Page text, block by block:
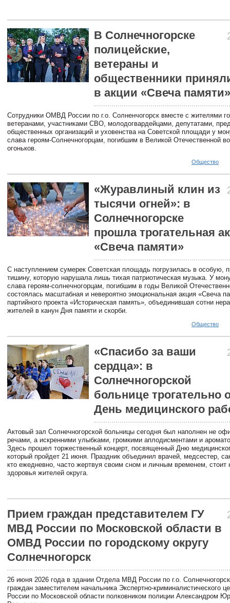
В Солнечногорске
полицейские,
ветераны и
общественники
в акции «Свеча памяти»
Сотрудники ОМВД России по г.о. Солненчогорск вместе с жителями
ветеранами, участниками СВО, молодогвардейцами, депутатами,
общественных организаций и уховенства на Советской площади у
слава героям-Солнечногорцам, погибшим в Великой Отечественной
огоньков.
Общество
«Журавлиный клин из
тысячи огней»: в
Солнечногорске
прошла трогательная
«Свеча памяти»
С наступлением сумерек Советская площадь погрузилась в особую,
тишину, которую нарушала лишь тихая патриотическая музыка. У
слава героям-солнечногорцам, погибшим в годы Великой
состоялась масштабная и невероятно эмоциональная акция «Свеча
партийного проекта «Историческая память», объединившая сотни
жителей в канун Дня памяти и скорби.
Общество
«Спасибо за ваши
сердца»: в
Солнечногорской
больнице трогательно
День медицинского
Актовый зал Солнечногорской больницы сегодня был наполнен не
речами, а искренними улыбками, громкими аплодисментами и
Здесь прошел торжественный концерт, посвященный Дню
который пройдет 21 июня. Праздник объединил врачей, медсестер,
кто ежедневно, часто жертвуя своим сном и личным временем, стоит
здоровья жителей округа.
Прием граждан представителем ГУ
МВД России по Московской области в
ОМВД России по городскому округу
Солнечногорск
26 июня 2026 года в здании Отдела МВД России по г.о.
граждан заместителем начальника Экспертно-криминалистического
России по Московской области полковником полиции Александром